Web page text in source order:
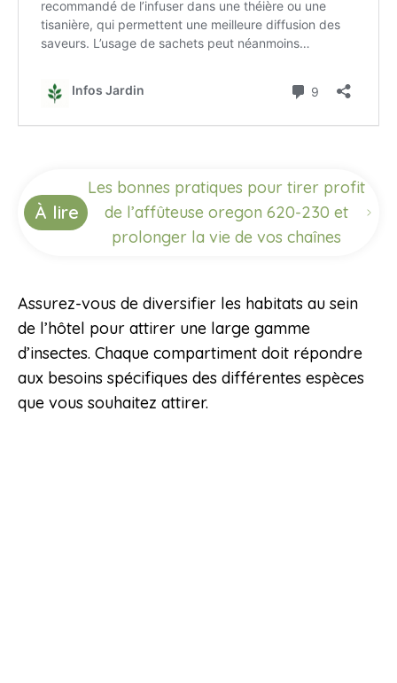
À lire
Les bonnes pratiques pour tirer profit
de l’affûteuse oregon 620-230 et
prolonger la vie de vos chaînes
Assurez-vous de diversifier les habitats au sein
de l’hôtel pour attirer une large gamme
d’insectes. Chaque compartiment doit répondre
aux besoins spécifiques des différentes espèces
que vous souhaitez attirer.